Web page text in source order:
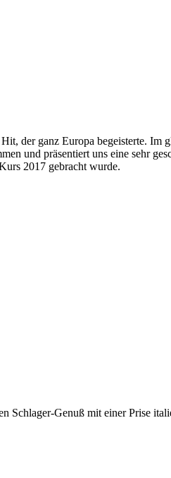
der ganz Europa begeisterte.
und präsentiert uns eine sehr
2017 gebracht wurde.
Genuß mit einer Prise